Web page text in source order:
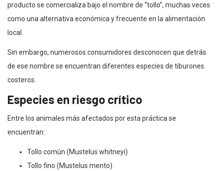
producto se comercializa bajo el nombre de “tollo”, muchas veces
como una alternativa económica y frecuente en la alimentación
local.
Sin embargo, numerosos consumidores desconocen que detrás
de ese nombre se encuentran diferentes especies de tiburones
costeros.
Especies en riesgo crítico
Entre los animales más afectados por esta práctica se
encuentran:
Tollo común (Mustelus whitneyi)
Tollo fino (Mustelus mento)